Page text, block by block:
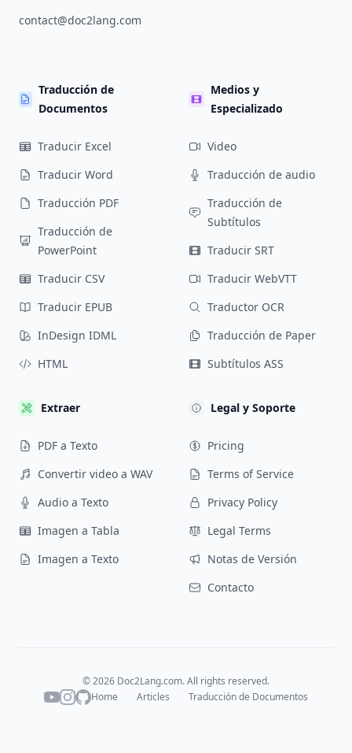
contact@doc2lang.com
Traducción de
Documentos
Traducir Excel
Traducir Word
Traducción PDF
Traducción de
PowerPoint
Traducir CSV
Traducir EPUB
InDesign IDML
HTML
Medios y
Especializado
Video
Traducción de audio
Traducción de
Subtítulos
Traducir SRT
Traducir WebVTT
Traductor OCR
Traducción de Paper
Subtítulos ASS
Extraer
PDF a Texto
Convertir video a WAV
Audio a Texto
Imagen a Tabla
Imagen a Texto
Legal y Soporte
Pricing
Terms of Service
Privacy Policy
Legal Terms
Notas de Versión
Contacto
©2026 Doc2Lang.com. All rights reserved.
Home
Articles Traducción de Documentos